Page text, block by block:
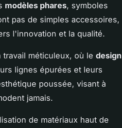
modèles phares, symboles
pas de simples accessoires,
l'innovation et la qualité.
méticuleux, où le design
lignes épurées et leurs
poussée, visant à
jamais.
de matériaux haut de